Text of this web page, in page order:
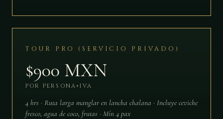
TOUR PRO (SERVICIO PRIVADO)
$900 MXN
POR PERSONA+IVA
4 hrs · Ruta larga manglar en lancha chalana · Incluye ceviche
fresco, agua de coco, frutas · Mín 4 pax